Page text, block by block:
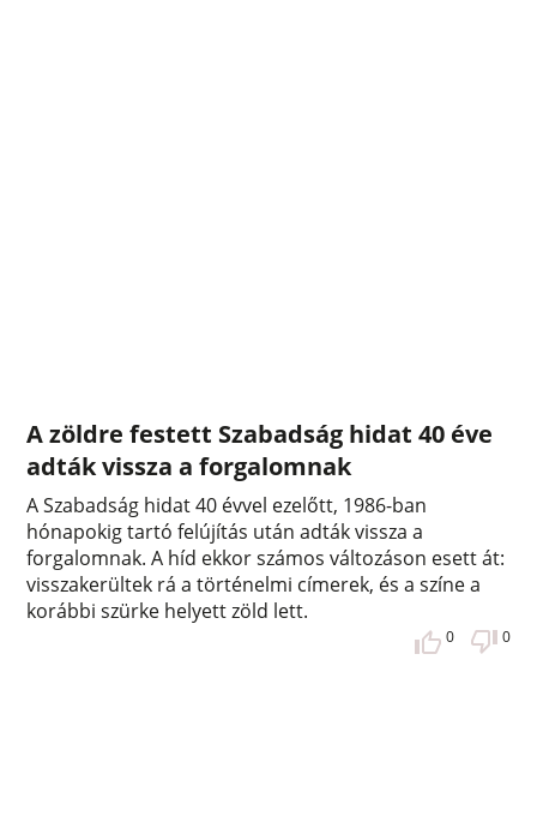
A zöldre festett Szabadság hidat 40 éve
adták vissza a forgalomnak
A Szabadság hidat 40 évvel ezelőtt, 1986-ban
hónapokig tartó felújítás után adták vissza a
forgalomnak. A híd ekkor számos változáson esett át:
visszakerültek rá a történelmi címerek, és a színe a
korábbi szürke helyett zöld lett.
0 0